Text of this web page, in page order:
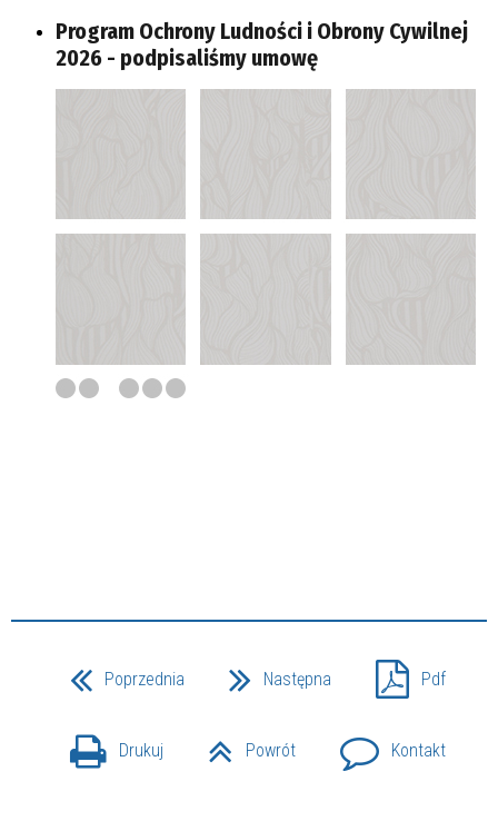
Program Ochrony Ludności i Obrony Cywilnej
2026 - podpisaliśmy umowę
Poprzednia Następna Pdf
Drukuj Powrót Kontakt